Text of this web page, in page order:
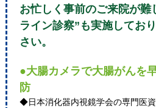
お忙しく事前のご来院が難
ライン診察”も実施してお
さい。
●大腸カメラで大腸がんを
防
◆日本消化器内視鏡学会の専門医